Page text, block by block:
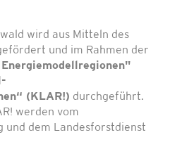
wird aus Mitteln des
und im Rahmen der
(KLAR!) durchgeführt.
werden vom
dem Landesforstdienst